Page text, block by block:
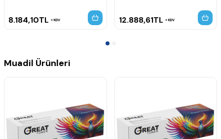
8.184,10TL KDV 12.888,61TL KDV
Muadil Ürünleri